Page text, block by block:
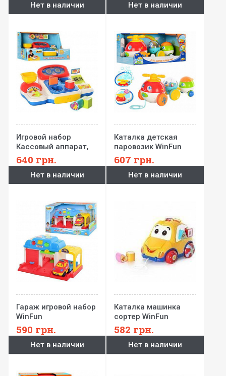
Нет в наличии Нет в наличии
Игровой набор
Кассовый аппарат,
обучающий WinFun
640 грн.
Нет в наличии
Каталка детская
паровозик WinFun
607 грн.
Нет в наличии
Гараж игровой набор
WinFun
590 грн.
Нет в наличии
Каталка машинка
сортер WinFun
582 грн.
Нет в наличии